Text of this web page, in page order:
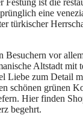
Festung ist die
eine
türkischer
Besuchern vor
Altstadt mit
Liebe zum Detail
schönen grünen
Hier finden
begehrt.